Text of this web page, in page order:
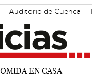
Auditorio de Cuenca